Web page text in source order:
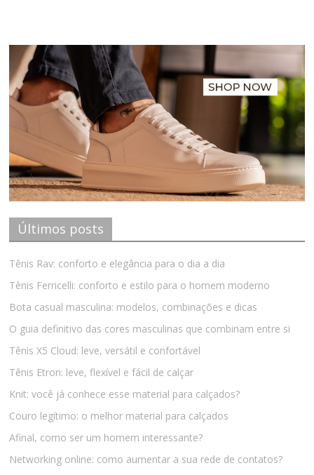
Últimos posts
Tênis Rav: conforto e elegância para o dia a dia
Tênis Ferricelli: conforto e estilo para o homem moderno
Bota casual masculina: modelos, combinações e dicas
O guia definitivo das cores masculinas que combinam entre si
Tênis X5 Cloud: leve, versátil e confortável
Tênis Etron: leve, flexível e fácil de calçar
Knit: você já conhece esse material para calçados?
Couro legítimo: o melhor material para calçados
Afinal, como ser um homem interessante?
Networking online: como aumentar a sua rede de contatos?